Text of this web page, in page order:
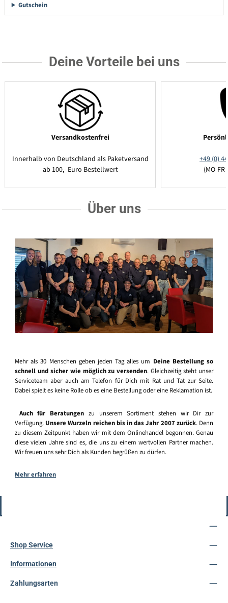
Gutschein
Deine Vorteile bei uns
Versandkostenfrei
Innerhalb von Deutschland als Paketversand
ab 100,- Euro Bestellwert
+49 (0)
(MO-
Über uns
Mehr als 30 Menschen geben jeden Tag alles um Deine Bestellung so
schnell und sicher wie möglich zu versenden. Gleichzeitig steht unser
Serviceteam aber auch am Telefon für Dich mit Rat und Tat zur Seite.
Dabei spielt es keine Rolle ob es eine Bestellung oder eine Reklamation ist.
Auch für Beratungen zu unserem Sortiment stehen wir Dir zur
Verfügung. Unsere Wurzeln reichen bis in das Jahr 2007 zurück. Denn
zu diesem Zeitpunkt haben wir mit dem Onlinehandel begonnen. Genau
diese vielen Jahre sind es, die uns zu einem wertvollen Partner machen.
Wir freuen uns sehr Dich als Kunden begrüßen zu dürfen.
Mehr erfahren
Shop Service
Informationen
Zahlungsarten